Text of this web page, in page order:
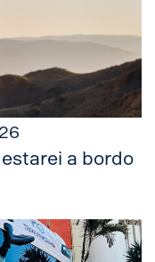
a bordo